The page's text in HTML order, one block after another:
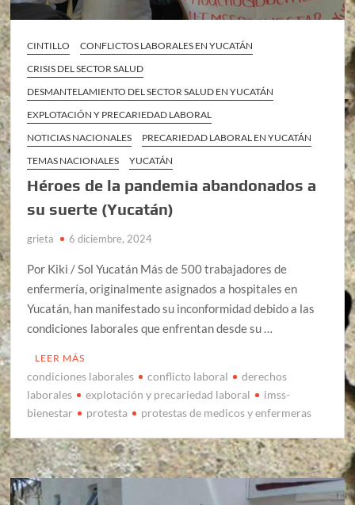
CINTILLO
CONFLICTOS LABORALES EN YUCATÁN
CRISIS DEL SECTOR SALUD
DESMANTELAMIENTO DEL SECTOR SALUD EN YUCATÁN
EXPLOTACIÓN Y PRECARIEDAD LABORAL
NOTICIAS NACIONALES
PRECARIEDAD LABORAL EN YUCATÁN
TEMAS NACIONALES
YUCATÁN
Héroes de la pandemia abandonados a
su suerte (Yucatán)
grieta 6 diciembre, 2024
Por Kiki / Sol Yucatán Más de 500 trabajadores de
enfermería, originalmente asignados a hospitales en
Yucatán, han manifestado su inconformidad debido a las
condiciones laborales que enfrentan desde su …
LEER MÁS
condiciones laborales conflicto laboral
derechos
laborales
explotación y precariedad laboral
imss-
bienestar
protesta protestas de medicos y enfermeras